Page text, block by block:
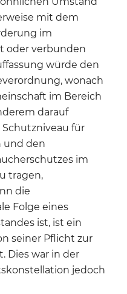
mit dem
im
oder verbunden
würde den
wonach
im Bereich
darauf
Schutzniveau für
und den
im
tragen,
die
Folge eines
ist, ist ein
seiner Pflicht zur
Dies war in der
jedoch